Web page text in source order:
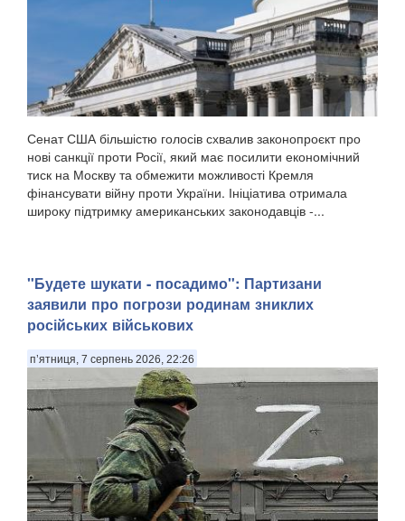
Сенат США більшістю голосів схвалив законопроєкт про
нові санкції проти Росії, який має посилити економічний
тиск на Москву та обмежити можливості Кремля
фінансувати війну проти України. Ініціатива отримала
широку підтримку американських законодавців -...
"Будете шукати - посадимо": Партизани
заявили про погрози родинам зниклих
російських військових
п’ятниця, 7 серпень 2026, 22:26